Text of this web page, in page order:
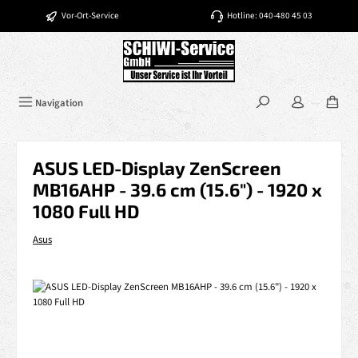
Zum Hauptinhalt springen
Vor-Ort-Service Hotline: 040-480 45 03
Navigation
ASUS LED-Display ZenScreen
MB16AHP - 39.6 cm (15.6") - 1920 x
1080 Full HD
Asus
Bildergalerie überspringen